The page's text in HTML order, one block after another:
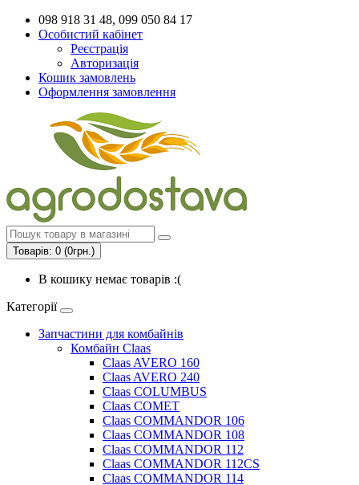
098 918 31 48, 099 050 84 17
Особистий кабінет
Реєстрація
Авторизація
Кошик замовлень
Оформлення замовлення
Товарів: 0 (0грн.)
В кошику немає товарів :(
Категорії
Запчастини для комбайнів
Комбайн Claas
Claas AVERO 160
Claas AVERO 240
Claas COLUMBUS
Claas COMET
Claas COMMANDOR 106
Claas COMMANDOR 108
Claas COMMANDOR 112
Claas COMMANDOR 112CS
Claas COMMANDOR 114